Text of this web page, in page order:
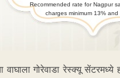
Recommended rate for Nagpur
charges minimum 13% and
गोरेवाडा रेस्क्यू